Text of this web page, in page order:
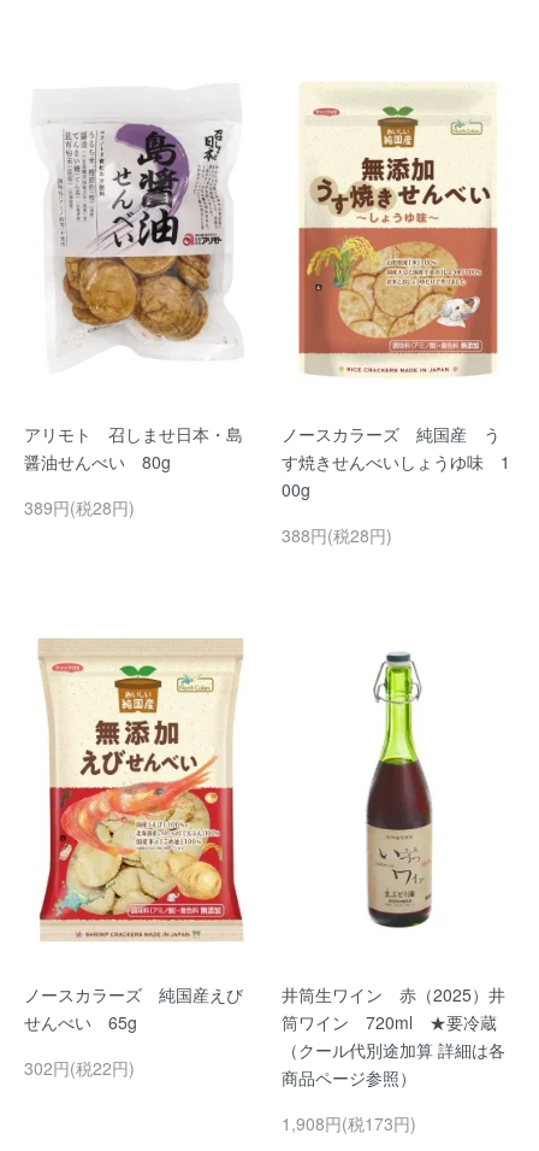
アリモト 召しませ日本・島
醤油せんべい 80g
389円(税28円)
ノースカラーズ 純国産 う
す焼きせんべいしょうゆ味 1
00g
388円(税28円)
ノースカラーズ 純国産えび
せんべい 65g
302円(税22円)
井筒生ワイン 赤（2025）井
筒ワイン 720ml ★要冷蔵
（クール代別途加算 詳細は各
商品ページ参照）
1,908円(税173円)